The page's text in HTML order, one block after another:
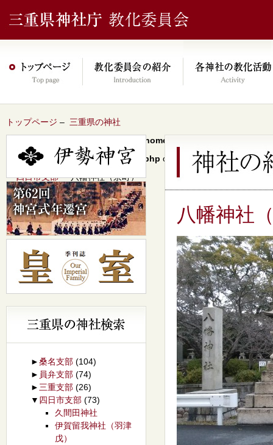
トップページ – 三重県の神社
/home/xs046278/mie-
content/themes/jinja2022/header.php on line
64
–四日市支部– 八幡神社（京町）
八幡神社
►桑名支部 (104)
► 員弁支部 (74)
► 三重支部 (26)
▼ 四日市支部 (73)
久間田神社
伊賀留我神社（羽津
戊）